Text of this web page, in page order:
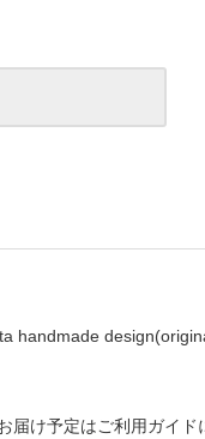
handmade
お届け予定はご利用ガイ